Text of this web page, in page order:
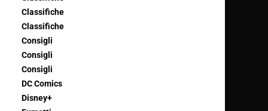
Classifiche
Classifiche
Consigli
Consigli
Consigli
DC Comics
Disney+